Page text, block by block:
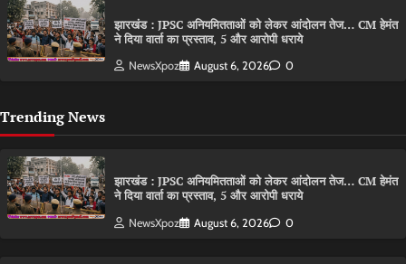
झारखंड : JPSC अनियमितताओं को लेकर आंदोलन तेज… CM हेमंत
ने दिया वार्ता का प्रस्ताव, 5 और आरोपी धराये
NewsXpoz August 6, 2026 0
Trending News
झारखंड : JPSC अनियमितताओं को लेकर आंदोलन तेज… CM हेमंत
ने दिया वार्ता का प्रस्ताव, 5 और आरोपी धराये
NewsXpoz August 6, 2026 0